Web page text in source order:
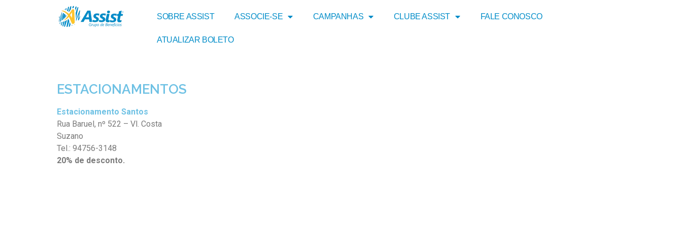
SOBRE ASSIST ASSOCIE-SE CAMPANHAS CLUBE ASSIST FALE CONOSCO
ATUALIZAR BOLETO
ESTACIONAMENTOS
Estacionamento Santos
Rua Baruel, nº 522 – Vl. Costa
Suzano
Tel.: 94756-3148
20% de desconto.